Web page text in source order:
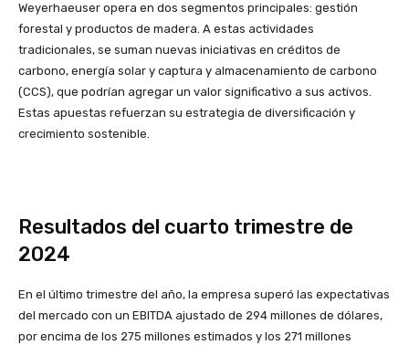
Weyerhaeuser opera en dos segmentos principales: gestión
forestal y productos de madera. A estas actividades
tradicionales, se suman nuevas iniciativas en créditos de
carbono, energía solar y captura y almacenamiento de carbono
(CCS), que podrían agregar un valor significativo a sus activos.
Estas apuestas refuerzan su estrategia de diversificación y
crecimiento sostenible.
Resultados del cuarto trimestre de
2024
En el último trimestre del año, la empresa superó las expectativas
del mercado con un EBITDA ajustado de 294 millones de dólares,
por encima de los 275 millones estimados y los 271 millones